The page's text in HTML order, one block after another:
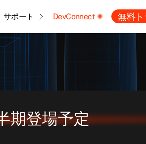
サポート DevConnect 無料
期登場予定